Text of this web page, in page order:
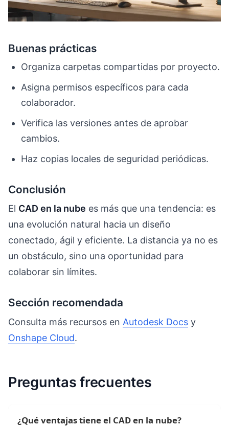
Buenas prácticas
Organiza carpetas compartidas por proyecto.
Asigna permisos específicos para cada
colaborador.
Verifica las versiones antes de aprobar
cambios.
Haz copias locales de seguridad periódicas.
Conclusión
El CAD en la nube es más que una tendencia: es
una evolución natural hacia un diseño
conectado, ágil y eficiente. La distancia ya no es
un obstáculo, sino una oportunidad para
colaborar sin límites.
Sección recomendada
Consulta más recursos en Autodesk Docs y
Onshape Cloud.
Preguntas frecuentes
¿Qué ventajas tiene el CAD en la nube?